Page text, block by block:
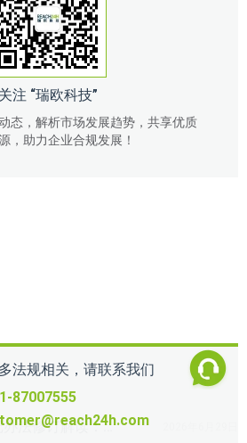
关注 “瑞欧科技”
态，解析市场发展趋势，共享优质
，助力企业合规发展！
法规相关，请联系我们
87007555
业合规要点与常见问题解答